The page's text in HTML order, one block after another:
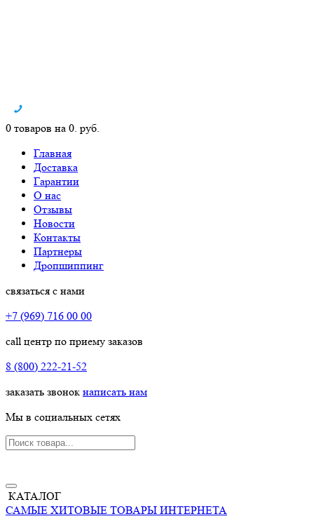
0 товаров на 0. руб.
Главная
Доставка
Гарантии
О нас
Отзывы
Новости
Контакты
Партнеры
Дропшиппинг
связаться с нами
+7 (969) 716 00 00
call центр по приему заказов
8 (800) 222-21-52
заказать звонок написать нам
Мы в социальных сетях
КАТАЛОГ
САМЫЕ ХИТОВЫЕ ТОВАРЫ ИНТЕРНЕТА